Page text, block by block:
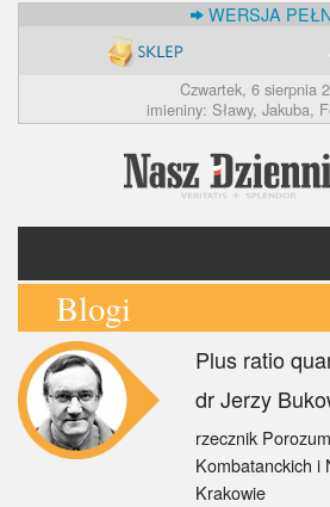
WERSJA
Czwartek, 6 sierpnia
imieniny: Sławy, Jakuba,
Krótko
Polska
Świat
Blogi
Plus ratio
dr Jerzy
rzecznik
Kombatanckich i
Krakowie